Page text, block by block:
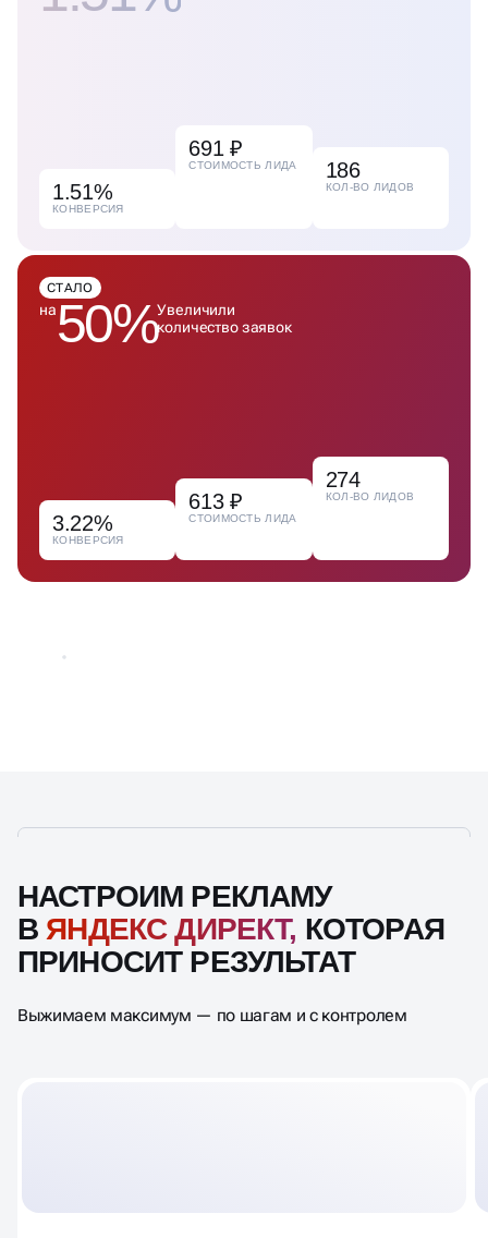
1.51%
КОНВЕРСИЯ
691 ₽
СТОИМОСТЬ ЛИДА 186
КОЛ-ВО ЛИДОВ
СТАЛО
на50%Увеличили
количество заявок
3.22%
КОНВЕРСИЯ
613 ₽
СТОИМОСТЬ ЛИДА
274
КОЛ-ВО ЛИДОВ
НАСТРОИМ РЕКЛАМУ
ВЯНДЕКС ДИРЕКТ, КОТОРАЯ
ПРИНОСИТ РЕЗУЛЬТАТ
Выжимаем максимум — по шагам и с контролем